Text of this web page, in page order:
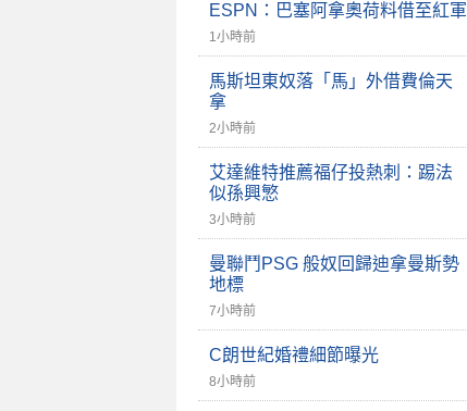
ESPN：巴塞阿拿奧荷料借至紅軍
1小時前
馬斯坦東奴落「馬」外借費倫天
拿
2小時前
艾達維特推薦福仔投熱刺：踢法
似孫興慜
3小時前
曼聯鬥PSG 般奴回歸迪拿曼斯勢
地標
7小時前
C朗世紀婚禮細節曝光
8小時前